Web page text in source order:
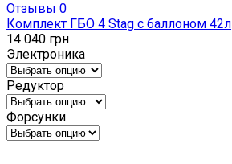
Отзывы 0
Комплект ГБО 4 Stag с баллоном 42л
14 040 грн
Электроника
Редуктор
Форсунки